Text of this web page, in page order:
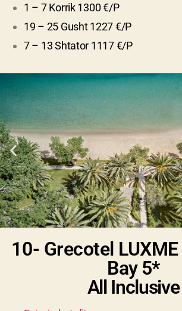
1 – 7 Korrik 1300 €/P
19 – 25 Gusht 1227 €/P
7 – 13 Shtator 1117 €/P
10- Grecotel
Bay5*
All Inclusive